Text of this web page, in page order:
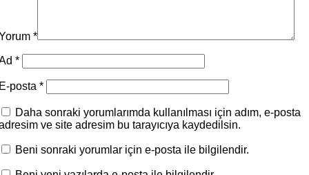
*
*
posta *
Daha sonraki yorumlarımda kullanılması için adım, e-posta
ve site adresim bu tarayıcıya kaydedilsin.
Beni sonraki yorumlar için e-posta ile bilgilendir.